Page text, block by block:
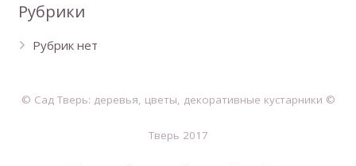
Рубрики
Рубрик нет
© Сад Тверь: деревья, цветы, декоративные кустарники ©
Тверь 2017